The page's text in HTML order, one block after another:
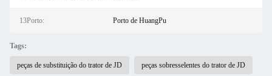
13Porto: Porto de HuangPu
Tags:
peças de substituição do trator de JD peças sobresselentes do trator de JD